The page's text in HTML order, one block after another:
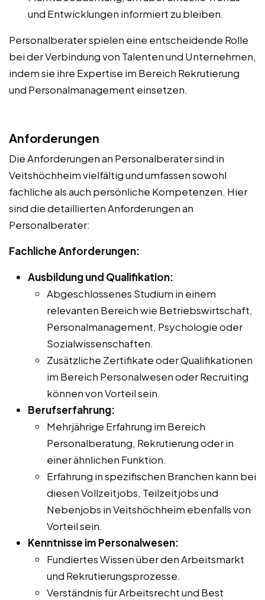
und Entwicklungen informiert zu bleiben.
Personalberater spielen eine entscheidende Rolle
bei der Verbindung von Talenten und Unternehmen,
indem sie ihre Expertise im Bereich Rekrutierung
und Personalmanagement einsetzen.
Anforderungen
Die Anforderungen an Personalberater sind in
Veitshöchheim vielfältig und umfassen sowohl
fachliche als auch persönliche Kompetenzen. Hier
sind die detaillierten Anforderungen an
Personalberater:
Fachliche Anforderungen:
Ausbildung und Qualifikation:
Abgeschlossenes Studium in einem
relevanten Bereich wie Betriebswirtschaft,
Personalmanagement, Psychologie oder
Sozialwissenschaften.
Zusätzliche Zertifikate oder Qualifikationen
im Bereich Personalwesen oder Recruiting
können von Vorteil sein.
Berufserfahrung:
Mehrjährige Erfahrung im Bereich
Personalberatung, Rekrutierung oder in
einer ähnlichen Funktion.
Erfahrung in spezifischen Branchen kann bei
diesen Vollzeitjobs, Teilzeitjobs und
Nebenjobs in Veitshöchheim ebenfalls von
Vorteil sein.
Kenntnisse im Personalwesen:
Fundiertes Wissen über den Arbeitsmarkt
und Rekrutierungsprozesse.
Verständnis für Arbeitsrecht und Best